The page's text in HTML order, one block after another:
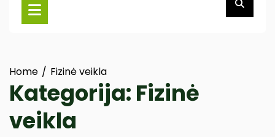
Home Fizinė veikla
Kategorija: Fizinė
veikla